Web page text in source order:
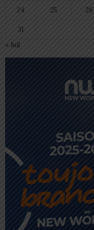
24 25 26
31
« Juil